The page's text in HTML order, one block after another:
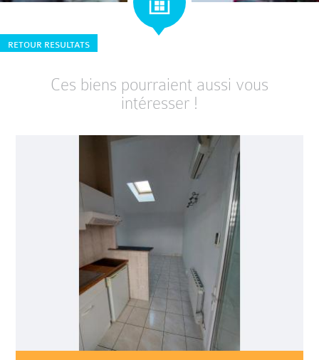
RETOUR RESULTATS
Ces biens pourraient aussi vous
intéresser !